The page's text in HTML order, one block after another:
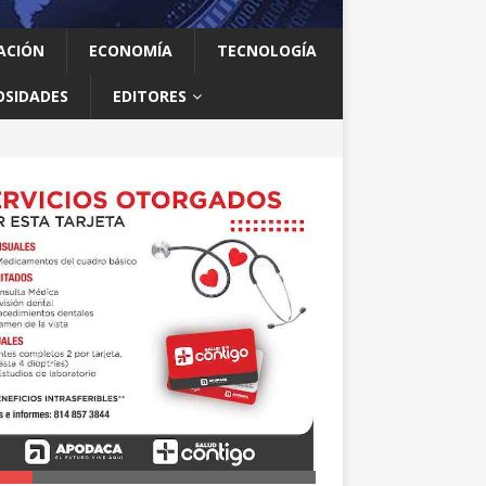
ECONOMÍA TECNOLOGÍA
EDITORES